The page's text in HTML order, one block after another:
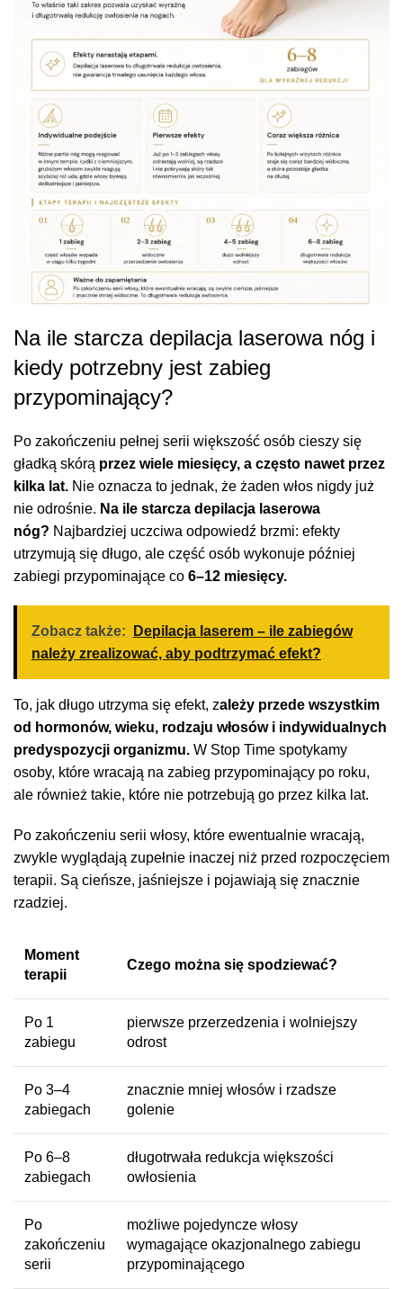
Na ile starcza depilacja laserowa nóg i
kiedy potrzebny jest zabieg
przypominający?
Po zakończeniu pełnej serii większość osób cieszy się
gładką skórą przez wiele miesięcy, a często nawet przez
kilka lat. Nie oznacza to jednak, że żaden włos nigdy już
nie odrośnie. Na ile starcza depilacja laserowa
nóg? Najbardziej uczciwa odpowiedź brzmi: efekty
utrzymują się długo, ale część osób wykonuje później
zabiegi przypominające co 6–12 miesięcy.
Zobacz także:
Depilacja laserem – ile zabiegów
należy zrealizować, aby podtrzymać efekt?
To, jak długo utrzyma się efekt, zależy przede wszystkim
od hormonów, wieku, rodzaju włosów i indywidualnych
predyspozycji organizmu. W Stop Time spotykamy
osoby, które wracają na zabieg przypominający po roku,
ale również takie, które nie potrzebują go przez kilka lat.
Po zakończeniu serii włosy, które ewentualnie wracają,
zwykle wyglądają zupełnie inaczej niż przed rozpoczęciem
terapii. Są cieńsze, jaśniejsze i pojawiają się znacznie
rzadziej.
Moment
terapii
Czego można się spodziewać?
Po 1
zabiegu
pierwsze przerzedzenia i wolniejszy
odrost
Po 3–4
zabiegach
znacznie mniej włosów i rzadsze
golenie
Po 6–8
zabiegach
długotrwała redukcja większości
owłosienia
Po
zakończeniu
serii
możliwe pojedyncze włosy
wymagające okazjonalnego zabiegu
przypominającego